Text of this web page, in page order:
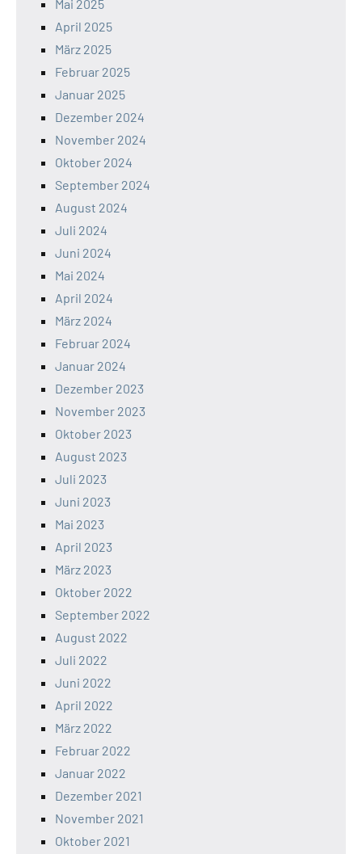
Mai 2025
April 2025
März 2025
Februar 2025
Januar 2025
Dezember 2024
November 2024
Oktober 2024
September 2024
August 2024
Juli 2024
Juni 2024
Mai 2024
April 2024
März 2024
Februar 2024
Januar 2024
Dezember 2023
November 2023
Oktober 2023
August 2023
Juli 2023
Juni 2023
Mai 2023
April 2023
März 2023
Oktober 2022
September 2022
August 2022
Juli 2022
Juni 2022
April 2022
März 2022
Februar 2022
Januar 2022
Dezember 2021
November 2021
Oktober 2021